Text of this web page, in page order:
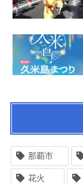
那覇市
花火